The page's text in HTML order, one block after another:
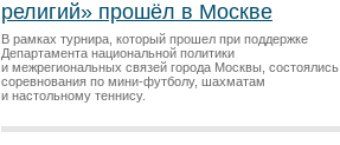
религий» прошёл в Москве
В рамках турнира, который прошел при поддержке
Департамента национальной политики
и межрегиональных связей города Москвы, состоялись
соревнования по мини-футболу, шахматам
и настольному теннису.